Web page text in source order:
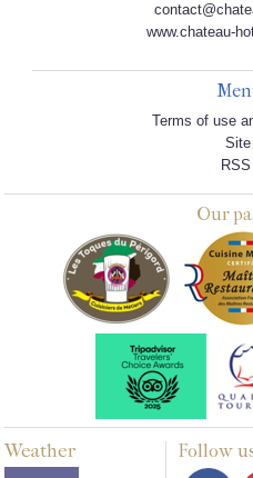
www.chateau-
Terms of use
Our
Weather Follow